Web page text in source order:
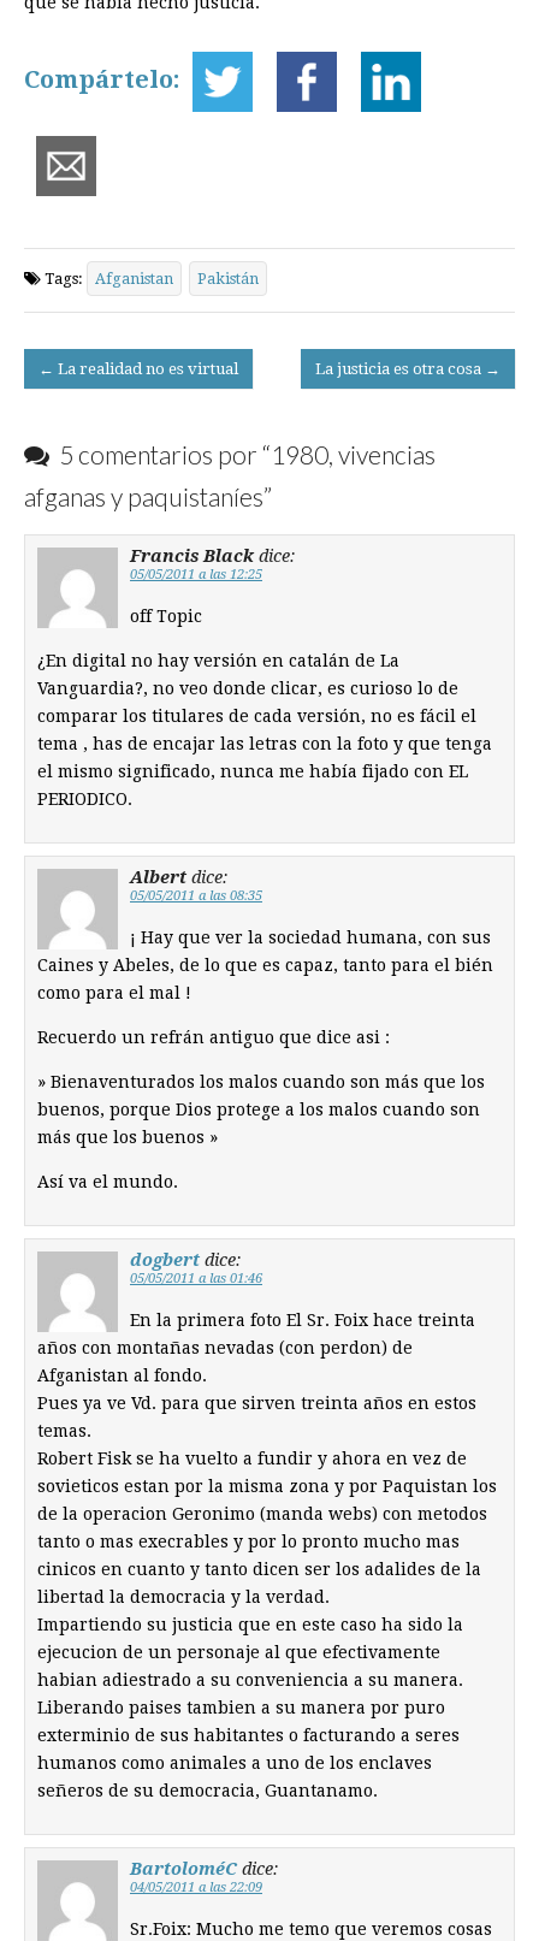
Compártelo:
Tags: Afganistan Pakistán
Post
navigation
← La realidad no es virtual La justicia es otra cosa →
5 comentarios por “1980, vivencias
afganas y paquistaníes”
Francis Black dice:
05/05/2011 a las 12:25
off Topic
¿En digital no hay versión en catalán de La
Vanguardia?, no veo donde clicar, es curioso lo de
comparar los titulares de cada versión, no es fácil el
tema , has de encajar las letras con la foto y que tenga
el mismo significado, nunca me había fijado con EL
PERIODICO.
Albert dice:
05/05/2011 a las 08:35
¡ Hay que ver la sociedad humana, con sus
Caines y Abeles, de lo que es capaz, tanto para el bién
como para el mal !
Recuerdo un refrán antiguo que dice asi :
» Bienaventurados los malos cuando son más que los
buenos, porque Dios protege a los malos cuando son
más que los buenos »
Así va el mundo.
dogbert dice:
05/05/2011 a las 01:46
En la primera foto El Sr. Foix hace treinta
años con montañas nevadas (con perdon) de
Afganistan al fondo.
Pues ya ve Vd. para que sirven treinta años en estos
temas.
Robert Fisk se ha vuelto a fundir y ahora en vez de
sovieticos estan por la misma zona y por Paquistan los
de la operacion Geronimo (manda webs) con metodos
tanto o mas execrables y por lo pronto mucho mas
cinicos en cuanto y tanto dicen ser los adalides de la
libertad la democracia y la verdad.
Impartiendo su justicia que en este caso ha sido la
ejecucion de un personaje al que efectivamente
habian adiestrado a su conveniencia a su manera.
Liberando paises tambien a su manera por puro
exterminio de sus habitantes o facturando a seres
humanos como animales a uno de los enclaves
señeros de su democracia, Guantanamo.
BartoloméC dice:
04/05/2011 a las 22:09
Sr.Foix: Mucho me temo que veremos cosas